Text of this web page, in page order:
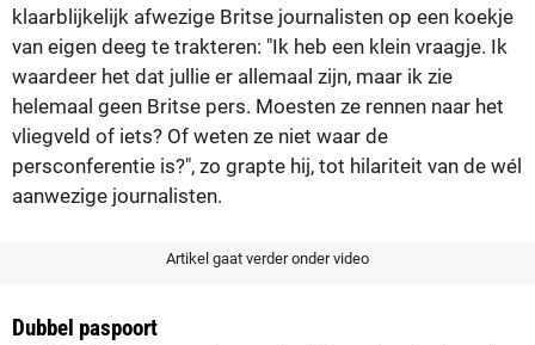
klaarblijkelijk afwezige Britse journalisten op een koekje
van eigen deeg te trakteren: "Ik heb een klein vraagje. Ik
waardeer het dat jullie er allemaal zijn, maar ik zie
helemaal geen Britse pers. Moesten ze rennen naar het
vliegveld of iets? Of weten ze niet waar de
persconferentie is?", zo grapte hij, tot hilariteit van de wél
aanwezige journalisten.
Artikel gaat verder onder video
Dubbel paspoort